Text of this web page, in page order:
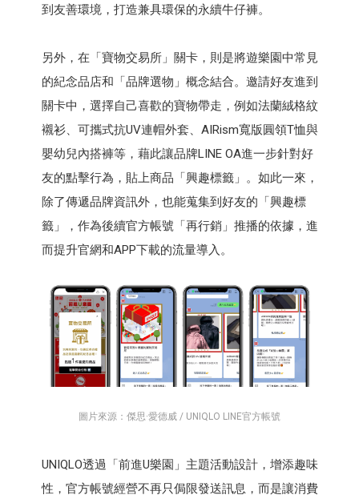
到友善環境，打造兼具環保的永續牛仔褲。
另外，在「寶物交易所」關卡，則是將遊樂園中常見
的紀念品店和「品牌選物」概念結合。邀請好友進到
關卡中，選擇自己喜歡的寶物帶走，例如法蘭絨格紋
襯衫、可攜式抗UV連帽外套、AIRism寬版圓領T恤與
嬰幼兒內搭褲等，藉此讓品牌LINE OA進一步針對好
友的點擊行為，貼上商品「興趣標籤」。如此一來，
除了傳遞品牌資訊外，也能蒐集到好友的「興趣標
籤」，作為後續官方帳號「再行銷」推播的依據，進
而提升官網和APP下載的流量導入。
圖片來源：傑思·愛德威 / UNIQLO LINE官方帳號
UNIQLO透過「前進U樂園」主題活動設計，增添趣味
性，官方帳號經營不再只侷限發送訊息，而是讓消費